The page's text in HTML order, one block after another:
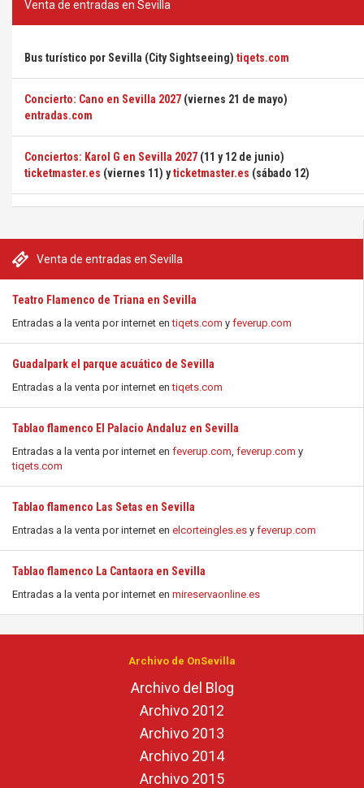
Venta de entradas en Sevilla
Teatro Flamenco de Triana en Sevilla
Entradas a la venta por internet entiqets.com y feverup.com
Guadalpark el parque acuático de Sevilla
Entradas a la venta por internet entiqets.com
Tablao flamenco El Palacio Andaluz en Sevilla
Entradas a la venta por internet en feverup.com, feverup.com y
tiqets.com
Tablao flamenco Las Setas en Sevilla
Entradas a la venta por internet en elcorteingles.es y feverup.com
Tablao flamenco La Cantaora en Sevilla
Entradas a la venta por internet en mireservaonline.es
Venta de entradas en Sevilla
Bus turístico por Sevilla (City Sightseeing) tiqets.com
Concierto: Cano en Sevilla 2027 (viernes 21 de mayo)
entradas.com
Conciertos: Karol G en Sevilla 2027 (11 y 12 de junio)
ticketmaster.es (viernes 11) yticketmaster.es (sábado 12)
Archivo de OnSevilla
Archivo del Blog
Archivo 2012
Archivo 2013
Archivo 2014
Archivo 2015